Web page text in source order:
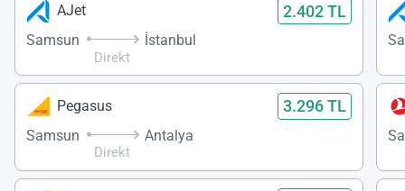
AJet 2.402 TL
Samsun
Direkt
İstanbul
Pegasus 3.296 TL
Samsun
Direkt
Antalya